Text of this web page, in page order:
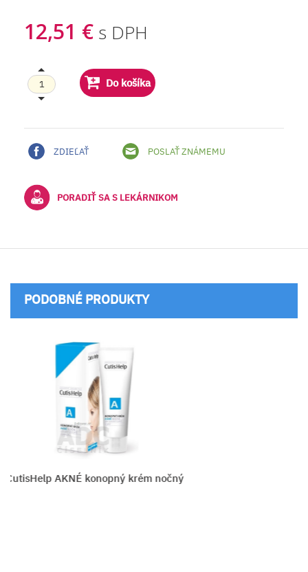
12,51 € s DPH
Do košíka
ZDIEĽAŤ POSLAŤ ZNÁMEMU
PORADIŤ SA S LEKÁRNIKOM
PODOBNÉ PRODUKTY
AKNÉ konopný krém nočný